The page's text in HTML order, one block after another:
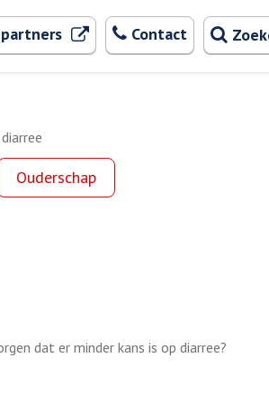
. Externe linkContact
Zoeken
Ouderschap
dat er minder kans is op diarree?